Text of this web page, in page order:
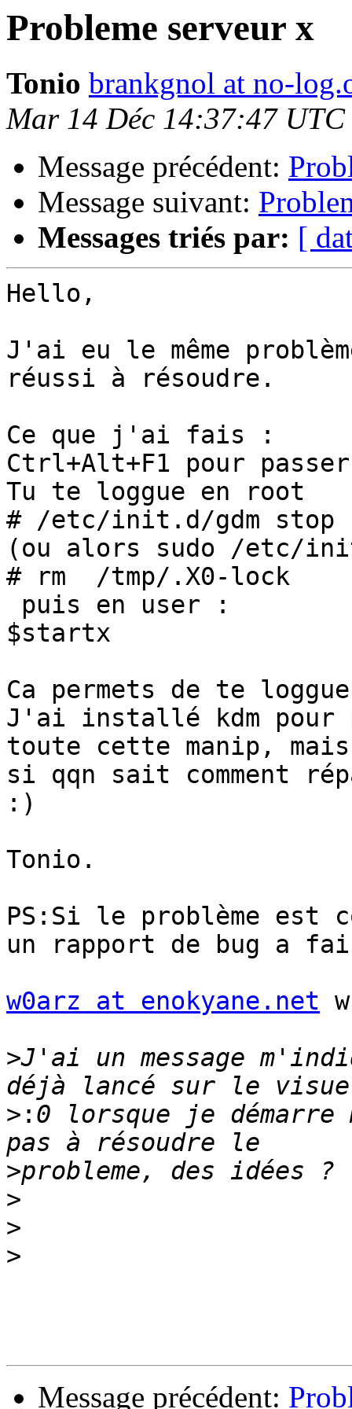
Probleme serveur x
Tonio brankgnol at no-
Mar 14 Déc 14:37:47 UTC
Message précédent:
Message suivant:
Messages triés par: [
Hello,
J'ai eu le même
réussi à résoudre.
Ce que j'ai fais :
Ctrl+Alt+F1 pour
Tu te loggue en root
# /etc/init.d/gdm stop
(ou alors sudo /etc/
# rm  /tmp/.X0-lock
$startx
Ca permets de te
J'ai installé kdm pour
toute cette manip,
si qqn sait comment
:)
Tonio.
PS:Si le problème est
un rapport de bug a
w0arz at enokyane.net
>J'ai un message
>: 0 lorsque je
>
>
>
>
Message précédent: